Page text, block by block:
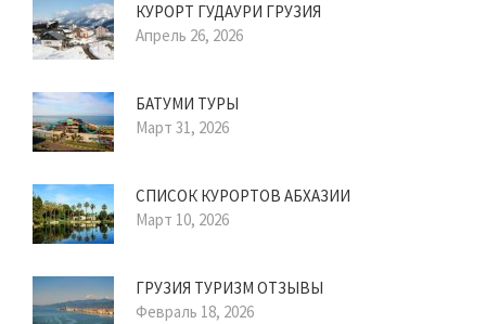
КУРОРТ ГУДАУРИ ГРУЗИЯ
Апрель 26, 2026
БАТУМИ ТУРЫ
Март 31, 2026
СПИСОК КУРОРТОВ АБХАЗИИ
Март 10, 2026
ГРУЗИЯ ТУРИЗМ ОТЗЫВЫ
Февраль 18, 2026